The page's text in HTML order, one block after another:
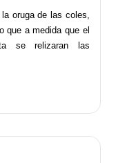
oruga de las coles,
que a medida que el
se relizaran las